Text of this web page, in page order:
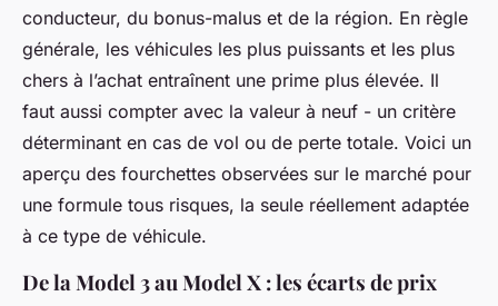
conducteur, du bonus-malus et de la région. En règle
générale, les véhicules les plus puissants et les plus
chers à l’achat entraînent une prime plus élevée. Il
faut aussi compter avec la valeur à neuf - un critère
déterminant en cas de vol ou de perte totale. Voici un
aperçu des fourchettes observées sur le marché pour
une formule tous risques, la seule réellement adaptée
à ce type de véhicule.
De la Model 3 au Model X : les écarts de prix